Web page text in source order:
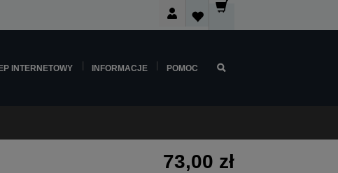
INTERNETOWY INFORMACJE POMOC
73,00 zł